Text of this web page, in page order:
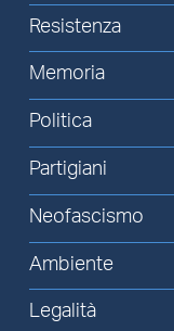
Resistenza
Memoria
Politica
Partigiani
Neofascismo
Ambiente
Legalità